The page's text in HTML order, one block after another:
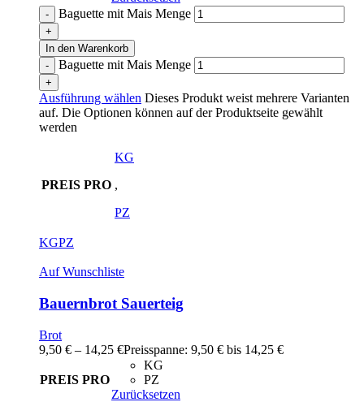
Baguette mit Mais Menge
In den Warenkorb
Baguette mit Mais Menge
Ausführung wählen Dieses Produkt weist mehrere Varianten
auf. Die Optionen können auf der Produktseite gewählt
werden
PREIS PRO
KG
,
PZ
KGPZ
Auf Wunschliste
Bauernbrot Sauerteig
Brot
9,50 € – 14,25 €Preisspanne: 9,50 € bis 14,25 €
PREIS PRO
KG
PZ
Zurücksetzen